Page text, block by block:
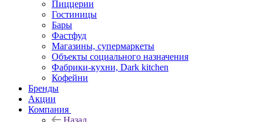
Пиццерии
Гостиницы
Бары
Фастфуд
Магазины, супермаркеты
Объекты социального назначения
Фабрики-кухни, Dark kitchen
Кофейни
Бренды
Акции
Компания
Назад